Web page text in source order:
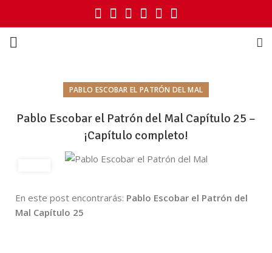
PABLO ESCOBAR EL PATRÓN DEL MAL
Pablo Escobar el Patrón del Mal Capítulo 25 –
¡Capítulo completo!
En este post encontrarás: Pablo Escobar el Patrón del
Mal Capítulo 25